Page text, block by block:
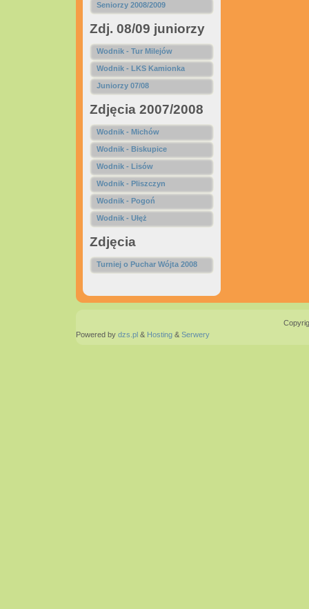
Seniorzy 2008/2009
Zdj. 08/09 juniorzy
Wodnik - Tur Milejów
Wodnik - LKS Kamionka
Juniorzy 07/08
Zdjęcia 2007/2008
Wodnik - Michów
Wodnik - Biskupice
Wodnik - Lisów
Wodnik - Pliszczyn
Wodnik - Pogoń
Wodnik - Ułęż
Zdjęcia
Turniej o Puchar Wójta 2008
Powered by dzs.pl & Hosting & Serwery